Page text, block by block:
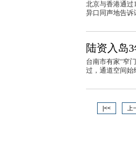
北京与香港通过
异口同声地告诉
陆资入岛
台南市有家“窄
过，通道空间始
|<< 上